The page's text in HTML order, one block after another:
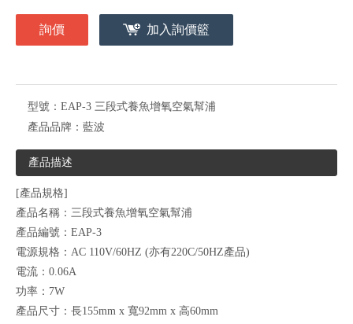
詢價 加入詢價籃
型號： EAP-3 三段式養魚增氧空氣幫浦
產品品牌： 藍波
產品描述
[產品規格]
產品名稱：三段式養魚增氧空氣幫浦
產品編號：EAP-3
電源規格：AC 110V/60HZ (亦有220C/50HZ產品)
電流：0.06A
功率：7W
產品尺寸：長155mm x 寬92mm x 高60mm